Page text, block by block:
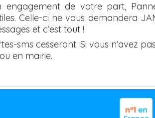
engagement de votre part,
Celle-ci ne vous demandera
et c’est tout !
sms cesseront. Si vous
en mairie.